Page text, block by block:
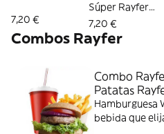
7,20 €
Súper Rayfer
Con Huevo
7,20 €
Combos Rayfer
Combo
Patatas
Hamburguesa
bebida que